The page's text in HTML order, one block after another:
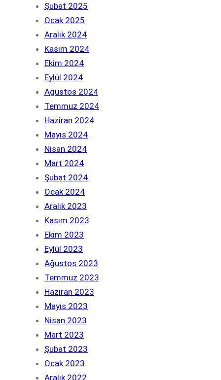
Şubat 2025
Ocak 2025
Aralık 2024
Kasım 2024
Ekim 2024
Eylül 2024
Ağustos 2024
Temmuz 2024
Haziran 2024
Mayıs 2024
Nisan 2024
Mart 2024
Şubat 2024
Ocak 2024
Aralık 2023
Kasım 2023
Ekim 2023
Eylül 2023
Ağustos 2023
Temmuz 2023
Haziran 2023
Mayıs 2023
Nisan 2023
Mart 2023
Şubat 2023
Ocak 2023
Aralık 2022